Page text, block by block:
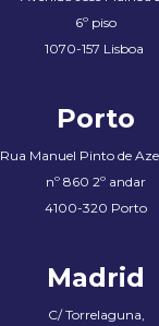
6º piso
1070-157 Lisboa
Porto
Rua Manuel Pinto de
nº 860 2º andar
4100-320 Porto
Madrid
C/ Torrelaguna,